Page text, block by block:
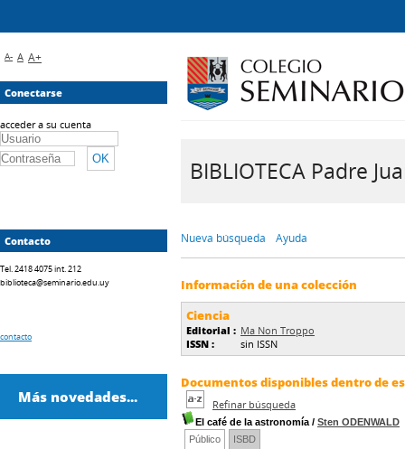
BIBLIOTECA Padre
Nueva búsqueda Ayuda
Información de una colección
Ciencia
Editorial : Ma Non Troppo
ISSN :
sin ISSN
Documentos disponibles dentro de
Refinar búsqueda
El café de la astronomía / Sten ODENWALD
Público
ISBD
A- A A+
Conectarse
acceder a su cuenta
Contacto
Tel. 2418 4075 int. 212
biblioteca@seminario.edu.uy
contacto
Más novedades...